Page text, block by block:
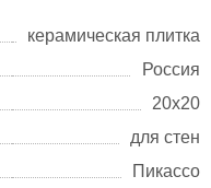
керамическая плитка
Россия
20х20
для стен
Пикассо